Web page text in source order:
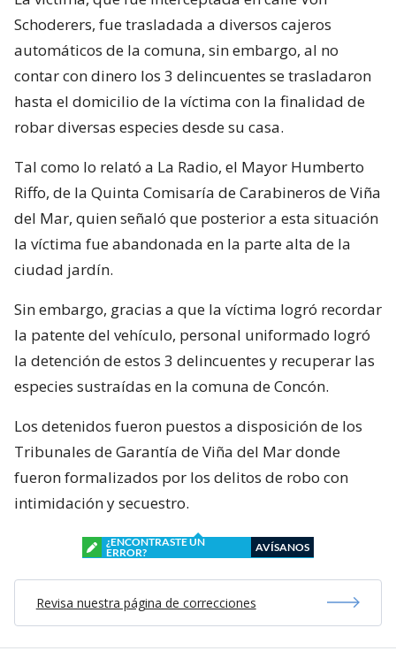
Schoderers, fue trasladada a diversos cajeros
automáticos de la comuna, sin embargo, al no
contar con dinero los 3 delincuentes se trasladaron
hasta el domicilio de la víctima con la finalidad de
robar diversas especies desde su casa.
Tal como lo relató a La Radio, el Mayor Humberto
Riffo, de la Quinta Comisaría de Carabineros de Viña
del Mar, quien señaló que posterior a esta situación
la víctima fue abandonada en la parte alta de la
ciudad jardín.
Sin embargo, gracias a que la víctima logró recordar
la patente del vehículo, personal uniformado logró
la detención de estos 3 delincuentes y recuperar las
especies sustraídas en la comuna de Concón.
Los detenidos fueron puestos a disposición de los
Tribunales de Garantía de Viña del Mar donde
fueron formalizados por los delitos de robo con
intimidación y secuestro.
¿ENCONTRASTE UN
ERROR?
AVÍSANOS
Revisa nuestra página de correcciones